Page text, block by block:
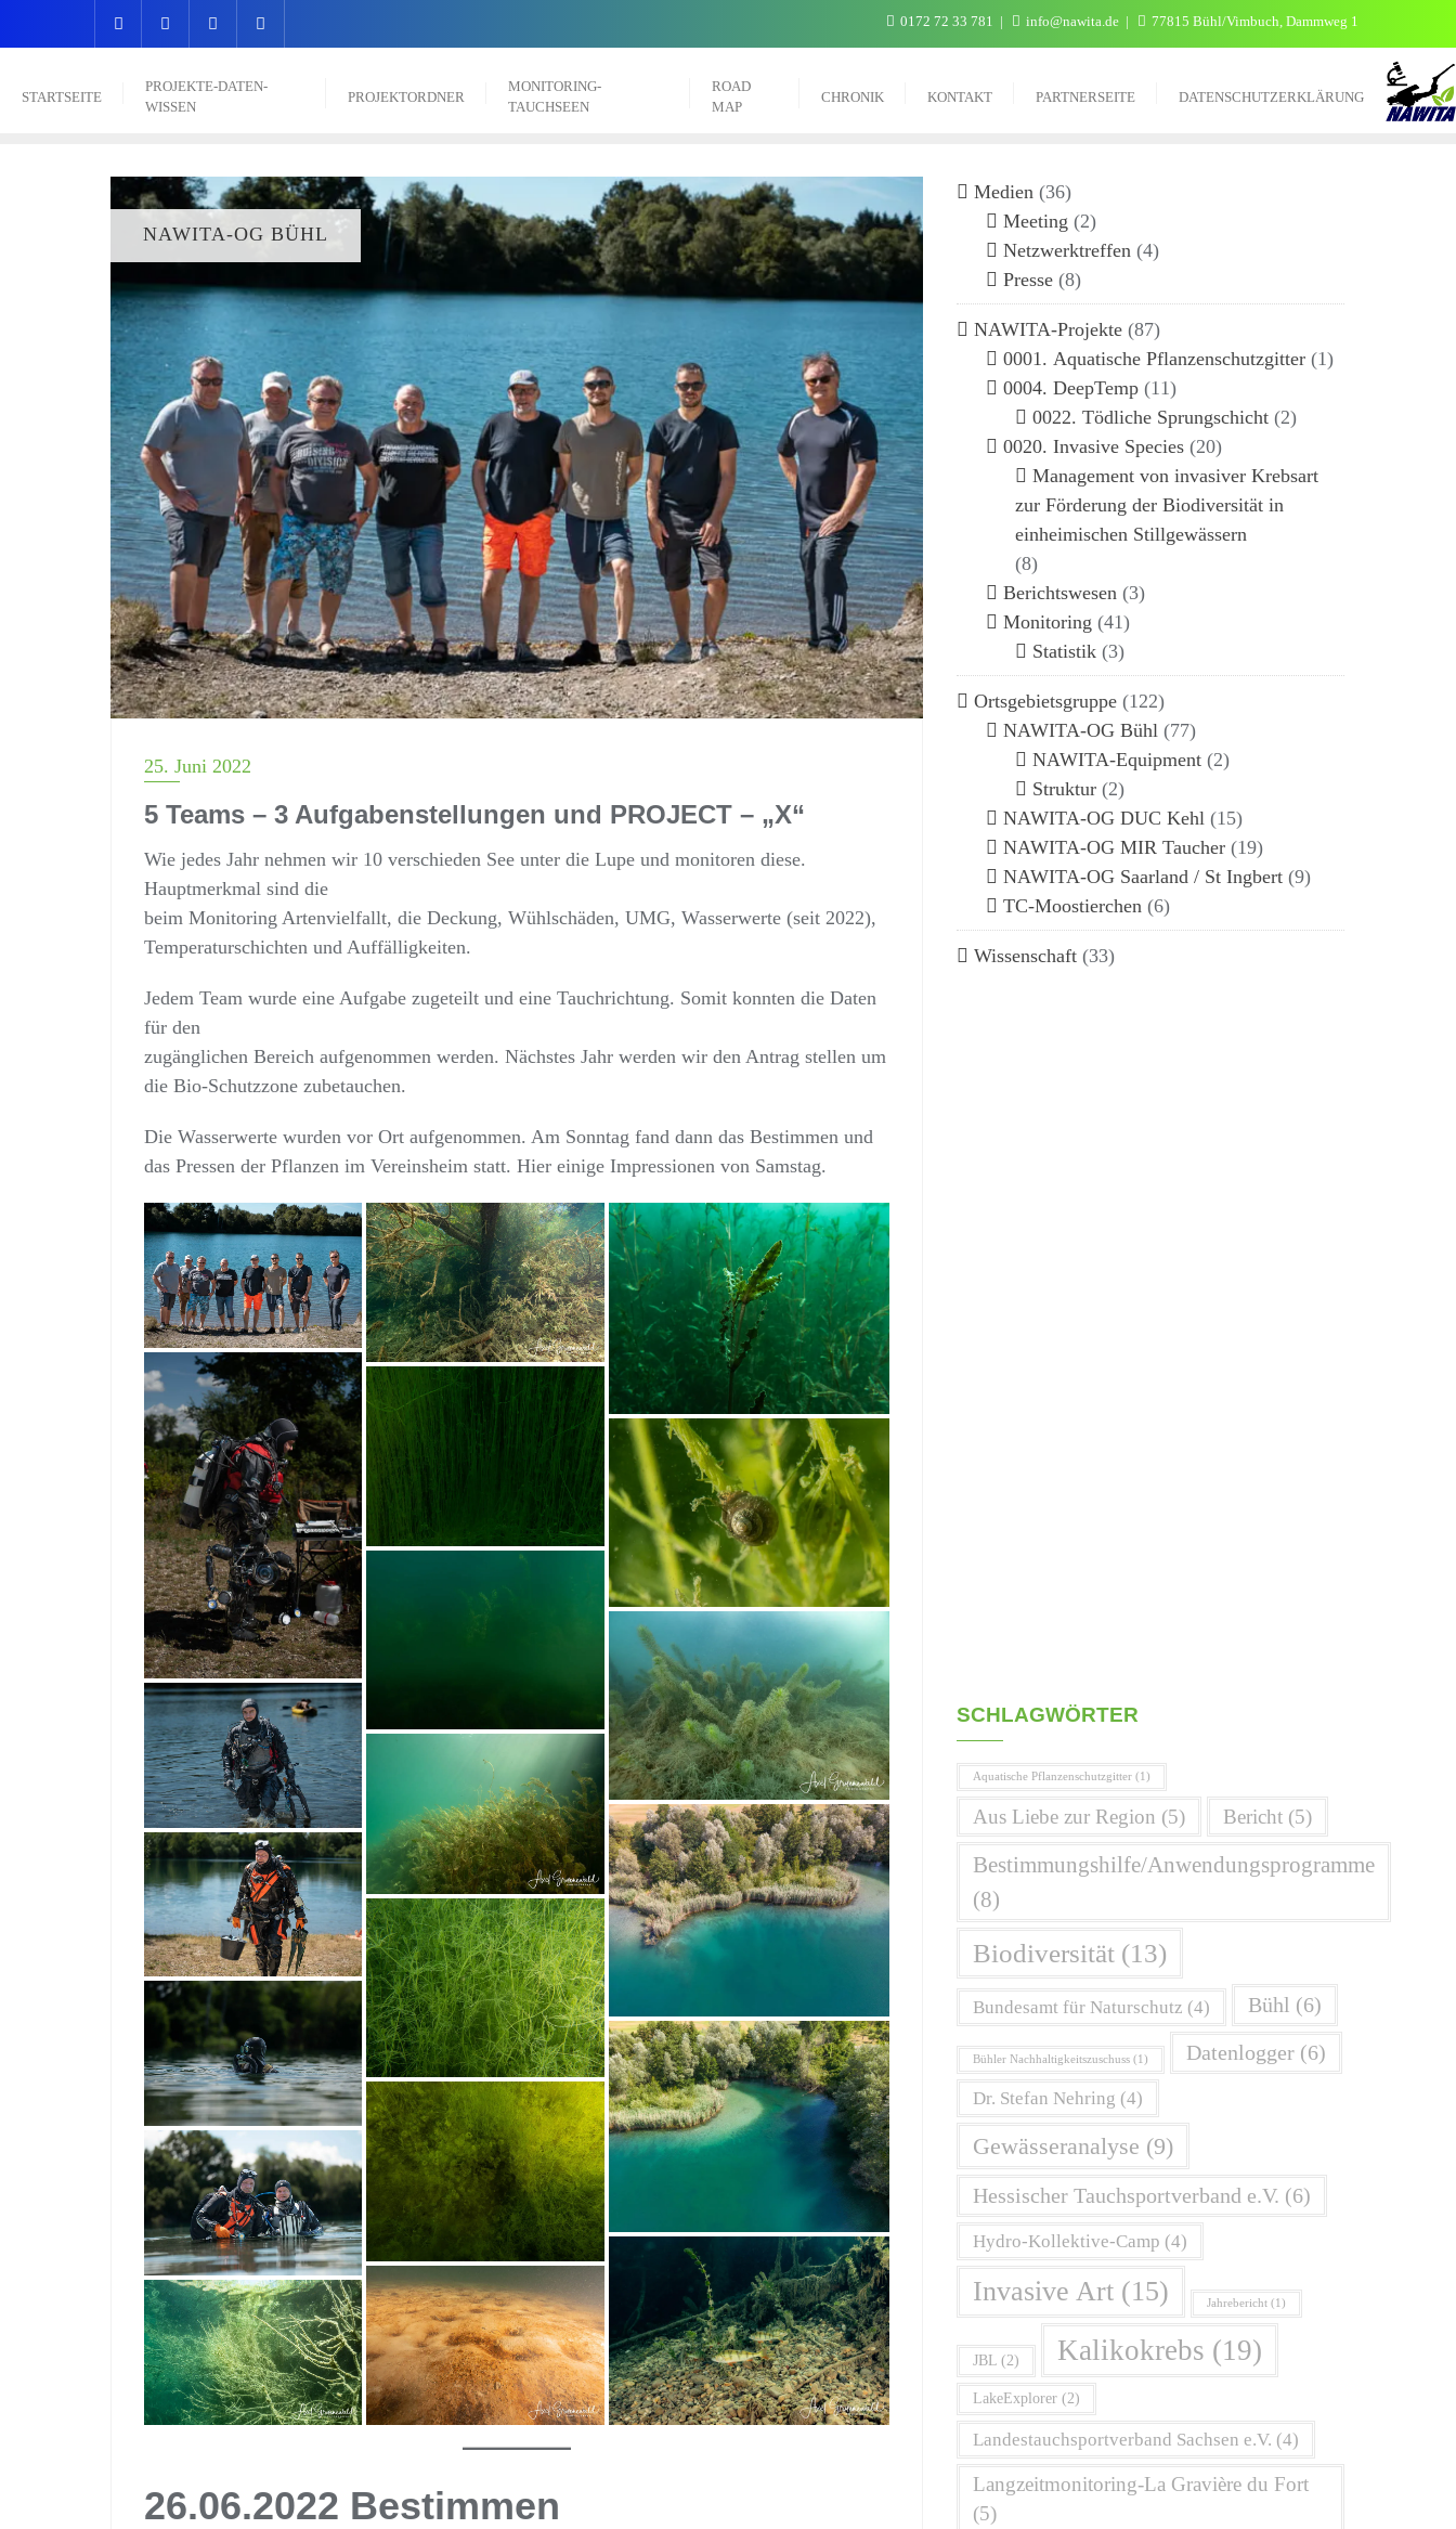
0172 72 33 781 info@nawita.de 77815 Bühl/Vimbuch, Dammweg 1
STARTSEITE
PROJEKTE-DATEN-
WISSEN
PROJEKTORDNER
MONITORING-
TAUCHSEEN
ROAD
MAP
CHRONIK KONTAKT PARTNERSEITE DATENSCHUTZERKLÄRUNG
NAWITA-OG BÜHL
25. Juni 2022
5 Teams – 3 Aufgabenstellungen und PROJECT – „X“
Wie jedes Jahr nehmen wir 10 verschieden See unter die Lupe und monitoren diese.
Hauptmerkmal sind die
beim Monitoring Artenvielfallt, die Deckung, Wühlschäden, UMG, Wasserwerte (seit 2022),
Temperaturschichten und Auffälligkeiten.
Jedem Team wurde eine Aufgabe zugeteilt und eine Tauchrichtung. Somit konnten die Daten
für den
zugänglichen Bereich aufgenommen werden. Nächstes Jahr werden wir den Antrag stellen um
die Bio-Schutzzone zubetauchen.
Die Wasserwerte wurden vor Ort aufgenommen. Am Sonntag fand dann das Bestimmen und
das Pressen der Pflanzen im Vereinsheim statt. Hier einige Impressionen von Samstag.
26.06.2022 Bestimmen
Medien (36)
Meeting (2)
Netzwerktreffen (4)
Presse (8)
NAWITA-Projekte (87)
0001. Aquatische Pflanzenschutzgitter (1)
0004. DeepTemp (11)
0022. Tödliche Sprungschicht (2)
0020. Invasive Species (20)
Management von invasiver Krebsart
zur Förderung der Biodiversität in
einheimischen Stillgewässern
(8)
Berichtswesen (3)
Monitoring (41)
Statistik (3)
Ortsgebietsgruppe (122)
NAWITA-OG Bühl (77)
NAWITA-Equipment (2)
Struktur (2)
NAWITA-OG DUC Kehl (15)
NAWITA-OG MIR Taucher (19)
NAWITA-OG Saarland / St Ingbert (9)
TC-Moostierchen (6)
Wissenschaft (33)
SCHLAGWÖRTER
Aquatische Pflanzenschutzgitter (1)
Aus Liebe zur Region (5) Bericht (5)
Bestimmungshilfe/Anwendungsprogramme
(8)
Biodiversität (13)
Bundesamt für Naturschutz (4) Bühl (6)
Bühler Nachhaltigkeitszuschuss (1) Datenlogger (6)
Dr. Stefan Nehring (4)
Gewässeranalyse (9)
Hessischer Tauchsportverband e.V. (6)
Hydro-Kollektive-Camp (4)
Invasive Art (15) Jahrebericht (1)
JBL (2) Kalikokrebs (19)
LakeExplorer (2)
Landestauchsportverband Sachsen e.V. (4)
Langzeitmonitoring-La Gravière du Fort
(5)